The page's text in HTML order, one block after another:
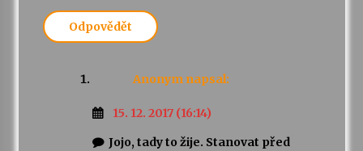
Odpovědět
Anonym napsal:
15. 12. 2017 (16:14)
Jojo, tady to žije. Stanovat před